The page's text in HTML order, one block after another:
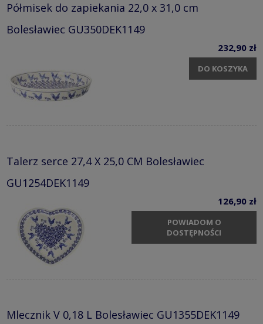
Półmisek do zapiekania 22,0 x 31,0 cm
Bolesławiec GU350DEK1149
232,90 zł
DO KOSZYKA
Talerz serce 27,4 X 25,0 CM Bolesławiec
GU1254DEK1149
126,90 zł
POWIADOM O
DOSTĘPNOŚCI
Mlecznik V 0,18 L Bolesławiec GU1355DEK1149